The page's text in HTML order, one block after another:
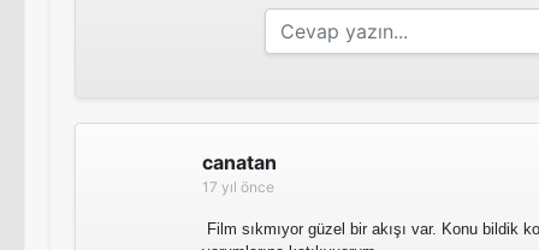
canatan
17 yıl önce
Film sıkmıyor güzel bir akışı var. Konu bildik